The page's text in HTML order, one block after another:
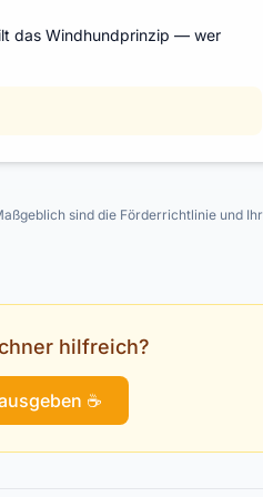
das Windhundprinzip — wer
sind die Förderrichtlinie und Ihr
hilfreich?
☕